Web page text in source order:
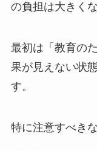
の負担は大きくな
最初は「教育の
果が見えない状
す。
特に注意すべき